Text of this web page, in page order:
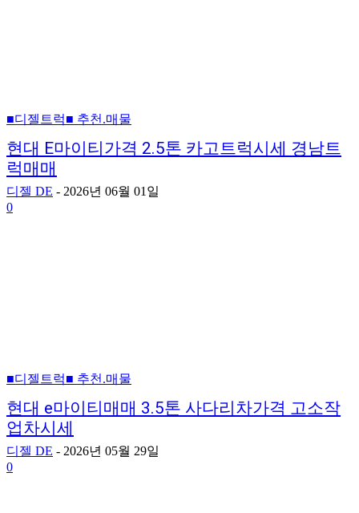
■디젤트럭■ 추천.매물
현대 E마이티가격 2.5톤 카고트럭시세 경남트
럭매매
디젤 DE - 2026년 06월 01일
0
■디젤트럭■ 추천.매물
현대 e마이티매매 3.5톤 사다리차가격 고소작
업차시세
디젤 DE - 2026년 05월 29일
0